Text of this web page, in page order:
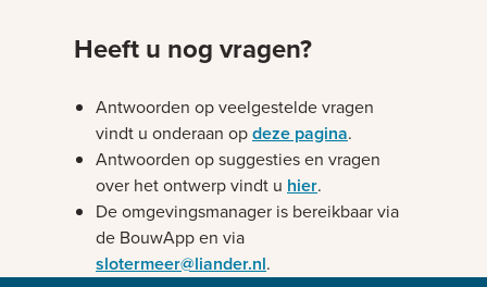
Heeft u nog vragen?
Antwoorden op veelgestelde vragen
vindt u onderaan opdeze pagina.
Antwoorden op suggesties en vragen
over het ontwerp vindt u hier.
De omgevingsmanager is bereikbaar via
de BouwApp en via
slotermeer@liander.nl.